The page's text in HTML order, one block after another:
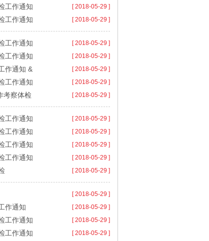
工作通知 [ 2018-05-29 ]
工作通知 [ 2018-05-29 ]
工作通知 [ 2018-05-29 ]
工作通知 [ 2018-05-29 ]
作通知 & [ 2018-05-29 ]
工作通知 [ 2018-05-29 ]
考察体检 [ 2018-05-29 ]
工作通知 [ 2018-05-29 ]
工作通知 [ 2018-05-29 ]
工作通知 [ 2018-05-29 ]
工作通知 [ 2018-05-29 ]
[ 2018-05-29 ]
[ 2018-05-29 ]
作通知 [ 2018-05-29 ]
工作通知 [ 2018-05-29 ]
工作通知 [ 2018-05-29 ]